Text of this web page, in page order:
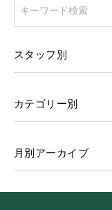
スタッフ別
カテゴリー別
月別アーカイブ